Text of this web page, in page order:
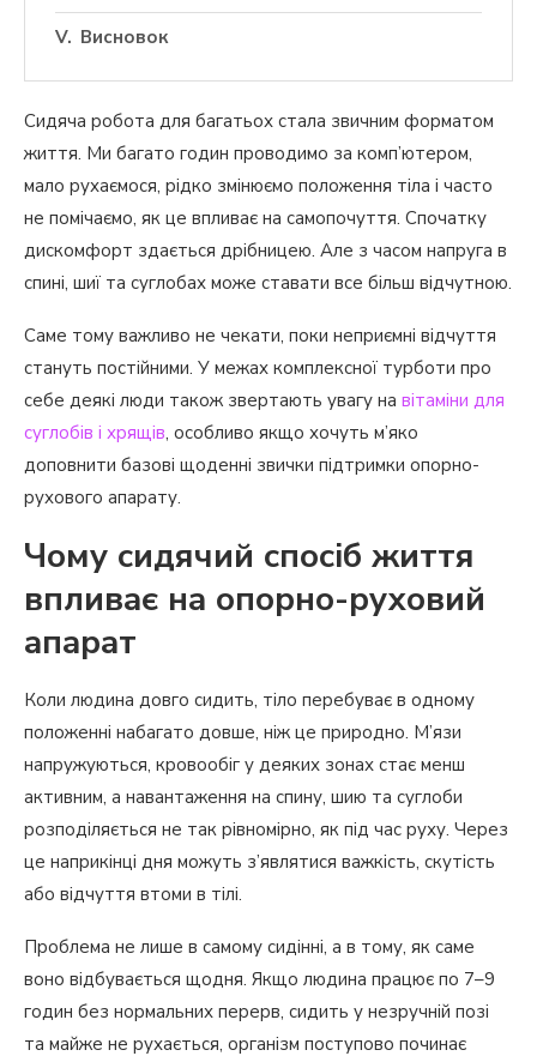
Висновок
Сидяча робота для багатьох стала звичним форматом
життя. Ми багато годин проводимо за комп’ютером,
мало рухаємося, рідко змінюємо положення тіла і часто
не помічаємо, як це впливає на самопочуття. Спочатку
дискомфорт здається дрібницею. Але з часом напруга в
спині, шиї та суглобах може ставати все більш відчутною.
Саме тому важливо не чекати, поки неприємні відчуття
стануть постійними. У межах комплексної турботи про
себе деякі люди також звертають увагу на вітаміни для
суглобів і хрящів, особливо якщо хочуть м’яко
доповнити базові щоденні звички підтримки опорно-
рухового апарату.
Чому сидячий спосіб життя
впливає на опорно-руховий
апарат
Коли людина довго сидить, тіло перебуває в одному
положенні набагато довше, ніж це природно. М’язи
напружуються, кровообіг у деяких зонах стає менш
активним, а навантаження на спину, шию та суглоби
розподіляється не так рівномірно, як під час руху. Через
це наприкінці дня можуть з’являтися важкість, скутість
або відчуття втоми в тілі.
Проблема не лише в самому сидінні, а в тому, як саме
воно відбувається щодня. Якщо людина працює по 7–9
годин без нормальних перерв, сидить у незручній позі
та майже не рухається, організм поступово починає